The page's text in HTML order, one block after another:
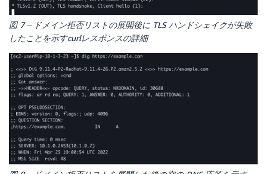
図 7 – ドメイン拒否リストの展開後に TLS ハンドシェイクが失敗
したことを示すcurlレスポンスの詳細